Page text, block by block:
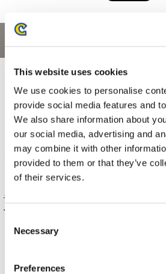
This website uses cookies
We use cookies to personalise
provide social media features and
We also share information about
our social media, advertising and
may combine it with other
provided to them or that they’ve
of their services.
Selection
Necessary
Preferences
モンスターハンタ
ー...